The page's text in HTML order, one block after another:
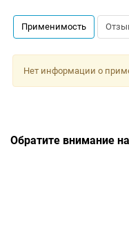
Применимость
Нет информации о
Обратите внимание